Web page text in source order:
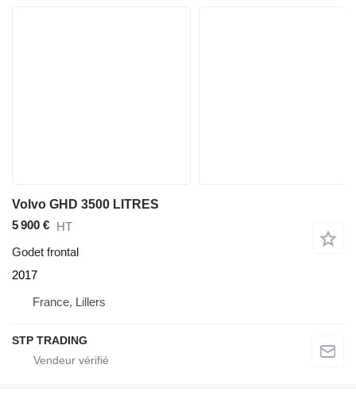
Volvo GHD 3500 LITRES
5 900 € HT
Godet frontal
2017
France, Lillers
STP TRADING